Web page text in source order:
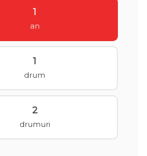
1
an
1
drum
2
drumuri